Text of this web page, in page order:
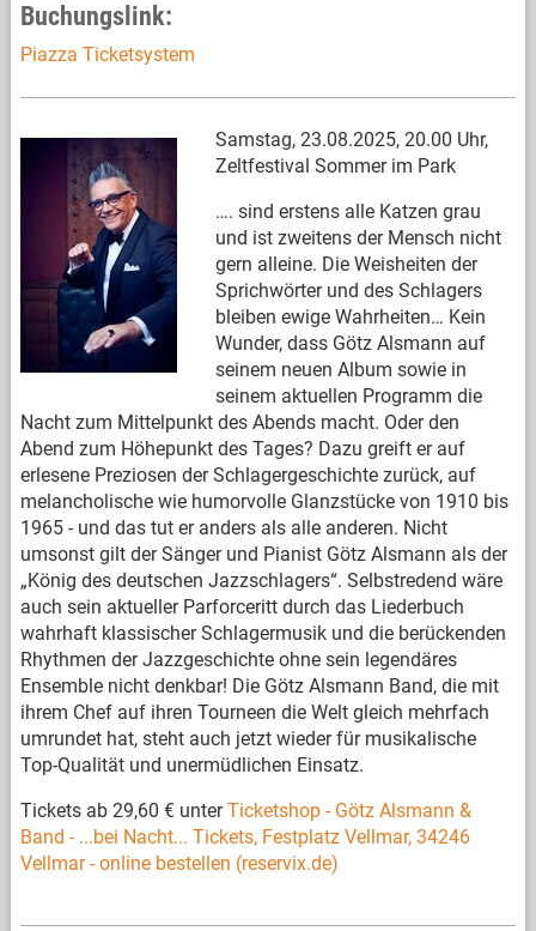
Buchungslink:
Piazza Ticketsystem
Samstag, 23.08.2025, 20.00 Uhr,
Zeltfestival Sommer im Park
…. sind erstens alle Katzen grau
und ist zweitens der Mensch nicht
gern alleine. Die Weisheiten der
Sprichwörter und des Schlagers
bleiben ewige Wahrheiten… Kein
Wunder, dass Götz Alsmann auf
seinem neuen Album sowie in
seinem aktuellen Programm die
Nacht zum Mittelpunkt des Abends macht. Oder den
Abend zum Höhepunkt des Tages? Dazu greift er auf
erlesene Preziosen der Schlagergeschichte zurück, auf
melancholische wie humorvolle Glanzstücke von 1910 bis
1965 - und das tut er anders als alle anderen. Nicht
umsonst gilt der Sänger und Pianist Götz Alsmann als der
„König des deutschen Jazzschlagers“. Selbstredend wäre
auch sein aktueller Parforceritt durch das Liederbuch
wahrhaft klassischer Schlagermusik und die berückenden
Rhythmen der Jazzgeschichte ohne sein legendäres
Ensemble nicht denkbar! Die Götz Alsmann Band, die mit
ihrem Chef auf ihren Tourneen die Welt gleich mehrfach
umrundet hat, steht auch jetzt wieder für musikalische
Top-Qualität und unermüdlichen Einsatz.
Tickets ab 29,60 € unterTicketshop - Götz Alsmann &
Band - ...bei Nacht... Tickets, Festplatz Vellmar, 34246
Vellmar - online bestellen (reservix.de)